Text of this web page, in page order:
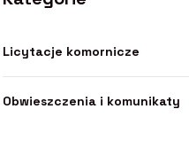
Licytacje komornicze
Obwieszczenia i komunikaty